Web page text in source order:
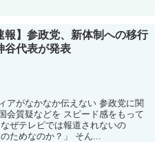
報】参政党、新体制への移行
谷代表が発表
アがなかなか伝えない 参政党に関
会質疑などを スピード感をもって
ぜテレビでは報道されないの
ためなのか？」 そん...